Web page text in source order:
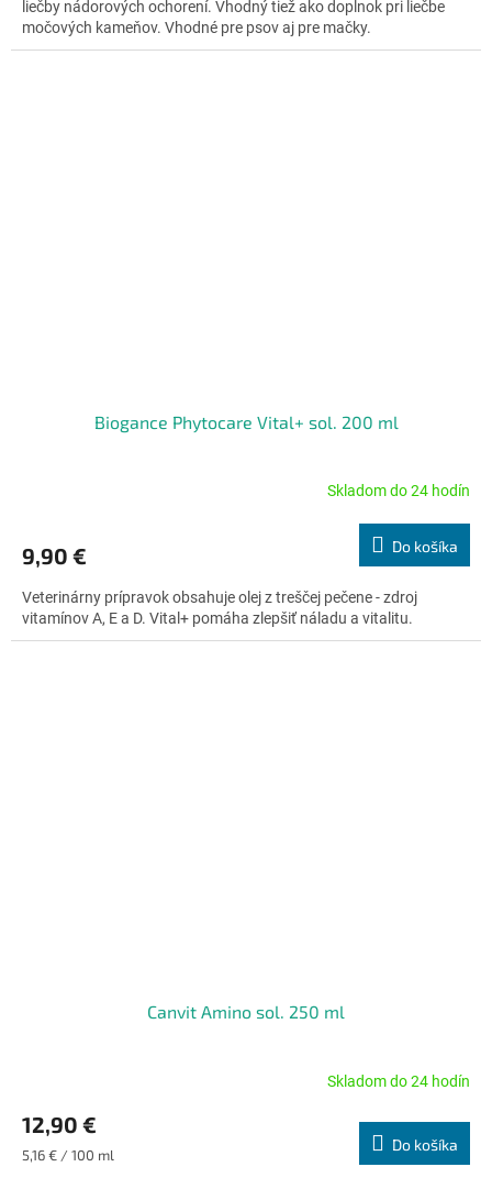
5
hviezdičiek.
liečby nádorových ochorení. Vhodný tiež ako doplnok pri liečbe
močových kameňov. Vhodné pre psov aj pre mačky.
Biogance Phytocare Vital+ sol. 200 ml
je
z
5
hviezdičiek.
Skladom do 24 hodín
9,90 € Do košíka
Veterinárny prípravok obsahuje olej z treščej pečene - zdroj
vitamínov A, E a D. Vital+ pomáha zlepšiť náladu a vitalitu.
Canvit Amino sol. 250 ml
produktu
je
5,0
Skladom do 24 hodín
12,90 €
Jednotková
5,16 € / 100 ml
Do košíka